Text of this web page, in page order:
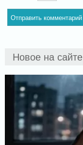
Новое на сайте